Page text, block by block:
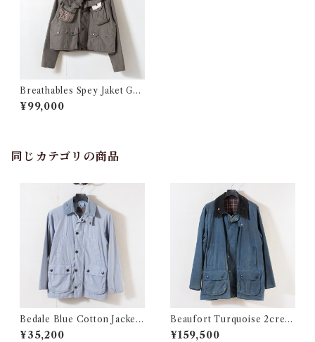
Breathables Spey Jaket Gra
y 3crest @2000s e2700c
¥99,000
同じカテゴリの商品
Bedale Blue Cotton Jacket
Small @2000s e2862c
¥35,200
Beaufort Turquoise 2crest
c46 @1980s e3370c
¥159,500